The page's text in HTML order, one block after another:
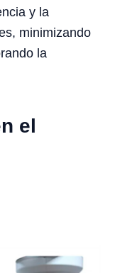
y la
minimizando
la
el